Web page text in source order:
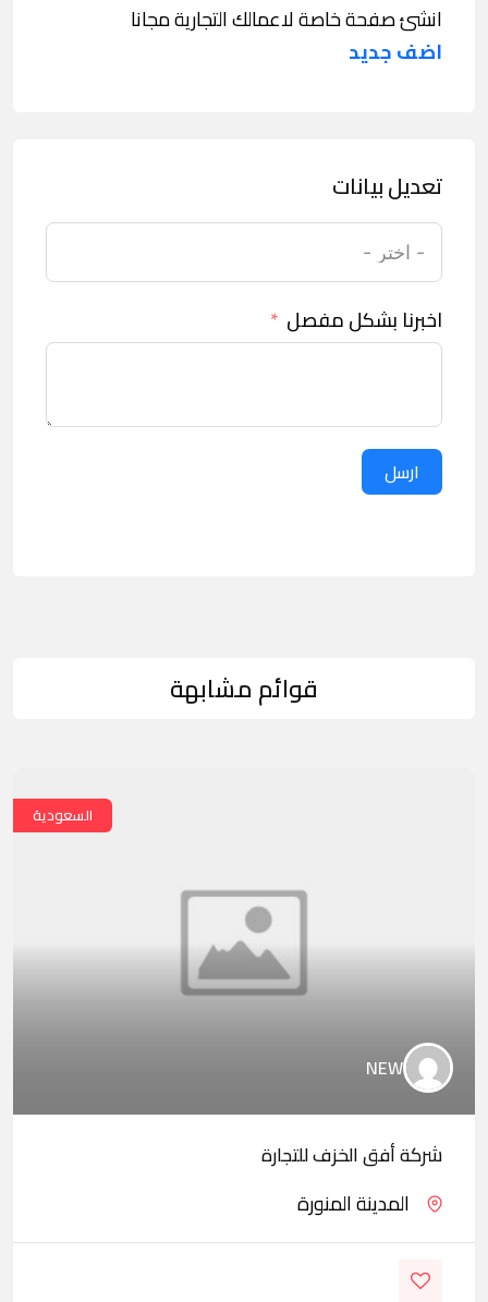
انشئ صفحة خاصة لاعمالك التجارية مجانا
اضف جديد
تعديل بيانات
اخبرنا بشكل مفصل
ارسل
قوائم مشابهة
السعودية
NEW
شركة أفق الخزف للتجارة
المدينة المنورة